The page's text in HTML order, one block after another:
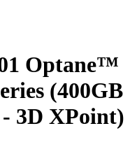
Optane™
(400GB
3D XPoint)